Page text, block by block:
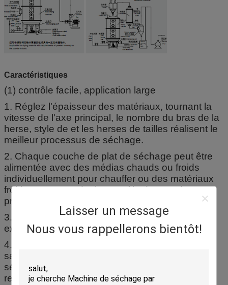
Laisser un message
Nous vous rappellerons bientôt!
Caractéristiques
(1) contrôle facile, application large
1. Réglez l'épaisseur des matériaux, tournant la
vitesse de l'axe principal, le nombre du bras de la
herse, style de et les herses de tailles réalisent le
meilleur processus de séchage.
2. Chaque couche de plat de séchage peut être
alimentée avec des médias chauds ou froids
individuellement pour chauffer ou des matériaux
froids et pour rendre le contrôle de température
précis et facile.
3. Le temps de pause des matériaux peut être
exactement ajusté.
4. Le sens d'écoulement simple des matériaux
sans écoulement et mélange de retour, du
séchage uniforme et de la qualité stable, aucun
remélange est exigé.